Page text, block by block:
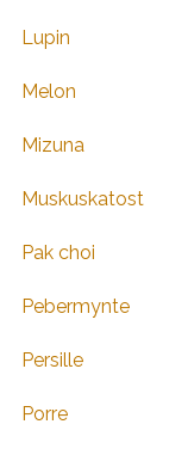
Lupin
Melon
Mizuna
Muskuskatost
Pak choi
Pebermynte
Persille
Porre